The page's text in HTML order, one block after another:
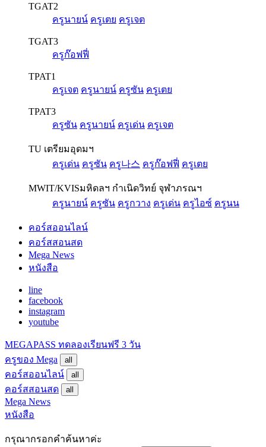
TGAT2
ครูนายน์ ครูเตย ครูเจต
TGAT3
ครูก๊อฟฟี่
TPAT1
ครูเจต ครูนายน์ ครูซัน ครูเตย
TPAT3
ครูซัน ครูนายน์ ครูเด่น ครูเจต
TU เตรียมอุดมฯ
ครูเด่น ครูซัน ครู나스 ครูก๊อฟฟี่ ครูเตย
MWIT/KVISมหิดลฯ กำเนิดวิทย์ จุฬาภรณฯ
ครูนายน์ ครูซัน ครูกวาง ครูเด่น ครูไอซ์ ครูนน
คอร์สออนไลน์
คอร์สสอนสด
Mega News
หนังสือ
line
facebook
instagram
youtube
MEGAPASS ทดลองเรียนฟรี 3 วัน
ครูของ Mega
all
คอร์สออนไลน์ all
คอร์สสอนสด all
Mega News
หนังสือ
กรุณากรอกคำค้นหาค่ะ